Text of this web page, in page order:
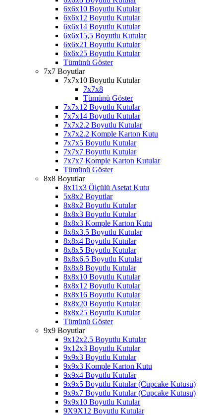
6x6x10 Boyutlu Kutular
6x6x12 Boyutlu Kutular
6x6x14 Boyutlu Kutular
6x6x15,5 Boyutlu Kutular
6x6x21 Boyutlu Kutular
6x6x25 Boyutlu Kutular
Tümünü Göster
7x7 Boyutlar
7x7x10 Boyutlu Kutular
7x7x8
Tümünü Göster
7x7x12 Boyutlu Kutular
7x7x14 Boyutlu Kutular
7x7x2.2 Boyutlu Kutular
7x7x2.2 Komple Karton Kutu
7x7x5 Boyutlu Kutular
7x7x7 Boyutlu Kutular
7x7x7 Komple Karton Kutular
Tümünü Göster
8x8 Boyutlar
8x11x3 Ölçülü Asetat Kutu
5x8x2 Boyutlar
8x8x2 Boyutlu Kutular
8x8x3 Boyutlu Kutular
8x8x3 Komple Karton Kutu
8x8x3.5 Boyutlu Kutular
8x8x4 Boyutlu Kutular
8x8x5 Boyutlu Kutular
8x8x6.5 Boyutlu Kutular
8x8x8 Boyutlu Kutular
8x8x10 Boyutlu Kutular
8x8x12 Boyutlu Kutular
8x8x16 Boyutlu Kutular
8x8x20 Boyutlu Kutular
8x8x25 Boyutlu Kutular
Tümünü Göster
9x9 Boyutlar
9x12x2.5 Boyutlu Kutular
9x12x3 Boyutlu Kutular
9x9x3 Boyutlu Kutular
9x9x3 Komple Karton Kutu
9x9x4 Boyutlu Kutular
9x9x5 Boyutlu Kutular (Cupcake Kutusu)
9x9x7 Boyutlu Kutular (Cupcake Kutusu)
9x9x10 Boyutlu Kutular
9X9X12 Boyutlu Kutular